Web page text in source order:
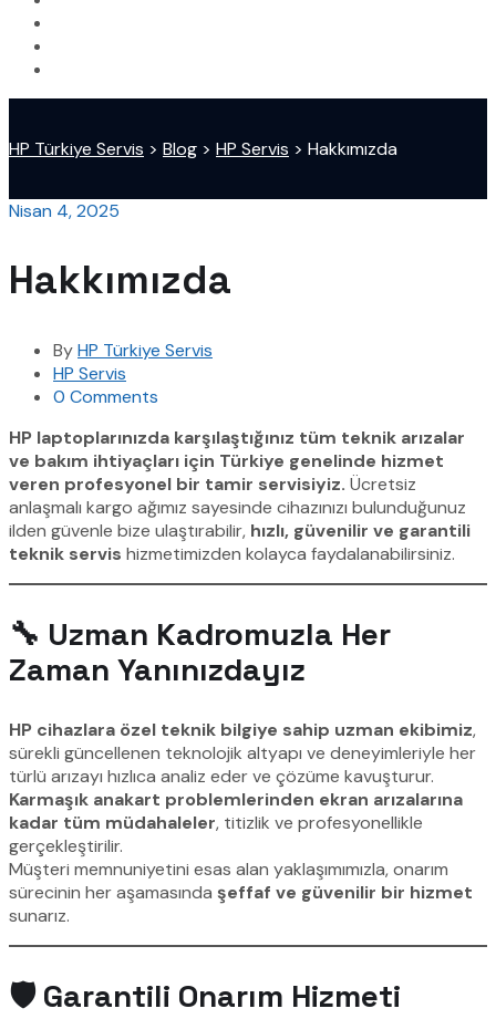
HP Türkiye Servis > Blog > HP Servis > Hakkımızda
Nisan 4, 2025
Hakkımızda
ByHP Türkiye Servis
HP Servis
0 Comments
HP laptoplarınızda karşılaştığınız tüm teknik arızalar
ve bakım ihtiyaçları için Türkiye genelinde hizmet
veren profesyonel bir tamir servisiyiz. Ücretsiz
anlaşmalı kargo ağımız sayesinde cihazınızı bulunduğunuz
ilden güvenle bize ulaştırabilir, hızlı, güvenilir ve garantili
teknik servis hizmetimizden kolayca faydalanabilirsiniz.
🔧 Uzman Kadromuzla Her
Zaman Yanınızdayız
HP cihazlara özel teknik bilgiye sahip uzman ekibimiz,
sürekli güncellenen teknolojik altyapı ve deneyimleriyle her
türlü arızayı hızlıca analiz eder ve çözüme kavuşturur.
Karmaşık anakart problemlerinden ekran arızalarına
kadar tüm müdahaleler, titizlik ve profesyonellikle
gerçekleştirilir.
Müşteri memnuniyetini esas alan yaklaşımımızla, onarım
sürecinin her aşamasında şeffaf ve güvenilir bir hizmet
sunarız.
🛡️ Garantili Onarım Hizmeti